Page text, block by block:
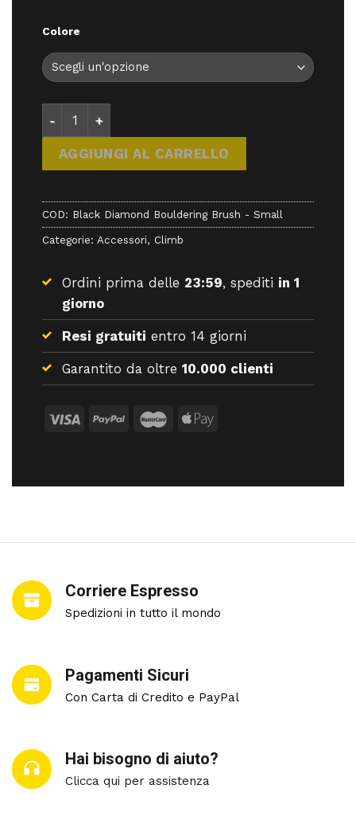
8,00 €.7,20 €.
Colore
Black Diamond Bouldering Brush - Small -
AGGIUNGI AL CARRELLO
COD: Black Diamond Bouldering Brush - Small
Categorie: Accessori, Climb
Ordini prima delle 23:59, spediti in 1
giorno
Resi gratuiti entro 14 giorni
Garantito da oltre 10.000 clienti
Corriere Espresso
Spedizioni in tutto il mondo
Pagamenti Sicuri
Con Carta di Credito e PayPal
Hai bisogno di aiuto?
Clicca qui per assistenza